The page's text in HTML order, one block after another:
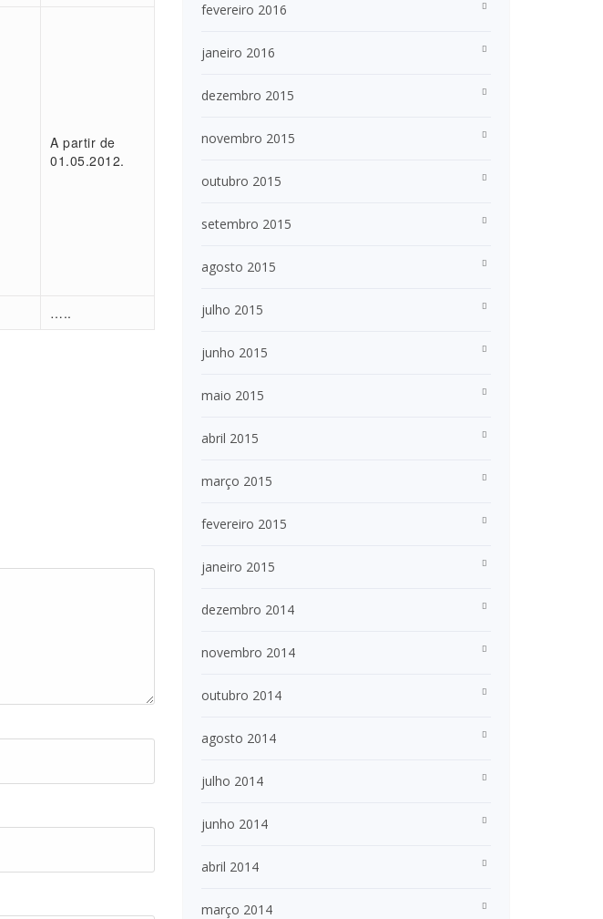
A partir de
01.05.2012.
…..
fevereiro 2016
janeiro 2016
dezembro 2015
novembro 2015
outubro 2015
setembro 2015
agosto 2015
julho 2015
junho 2015
maio 2015
abril 2015
março 2015
fevereiro 2015
janeiro 2015
dezembro 2014
novembro 2014
outubro 2014
agosto 2014
julho 2014
junho 2014
abril 2014
março 2014